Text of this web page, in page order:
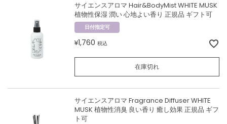
サイエンスアロマ Hair&BodyMist WHITE MUSK
植物性保湿 潤い 心地よい香り 正規品 ギフト可
日付指定可
¥1,760 税込
在庫切れ
サイエンスアロマ Fragrance Diffuser WHITE
MUSK 植物性消臭 良い香り 癒し効果 正規品 ギフ
ト可